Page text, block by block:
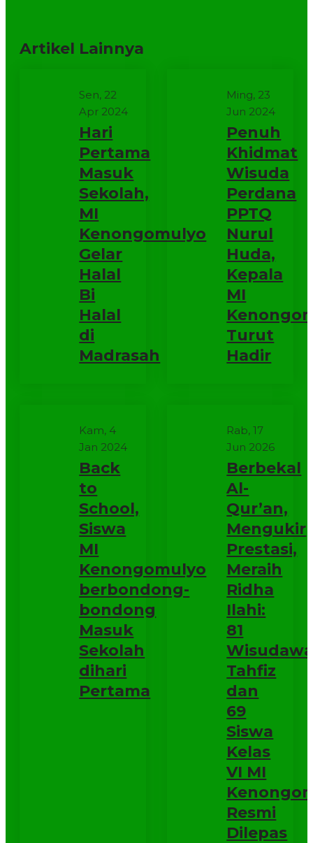
Artikel Lainnya
Sen, 22
Apr 2024
Hari
Pertama
Masuk
Sekolah,
MI
Kenongomulyo
Gelar
Halal
Bi
Halal
di
Madrasah
Ming, 23
Jun 2024
Penuh
Khidmat
Wisuda
Perdana
PPTQ
Nurul
Huda,
Kepala
MI
Turut
Hadir
Kam, 4
Jan 2024
Back
to
School,
Siswa
MI
Kenongomulyo
berbondong-
bondong
Masuk
Sekolah
dihari
Pertama
Rab, 17
Jun 2026
Berbekal
Al-
Qur’an,
Mengukir
Prestasi,
Meraih
Ridha
Ilahi:
81
Tahfiz
dan
69
Siswa
Kelas
VI MI
Resmi
Dilepas